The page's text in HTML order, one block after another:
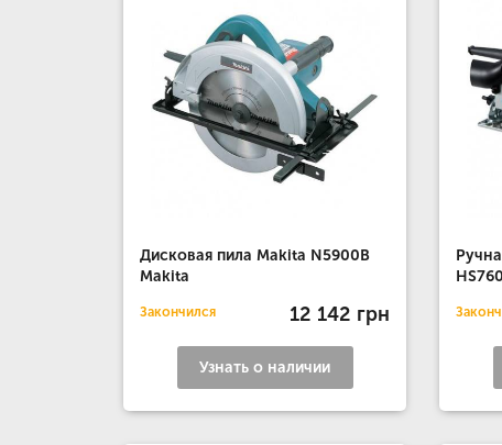
Дисковая пила Makita N5900B
Makita
Закончился 12 142 грн
Узнать о наличии